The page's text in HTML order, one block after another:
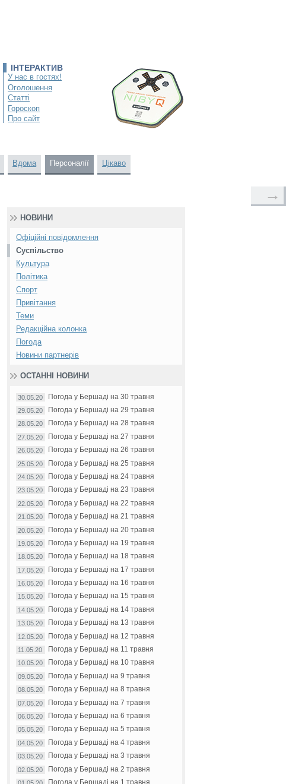
ІНТЕРАКТИВ
У нас в гостях!
Оголошення
Статті
Гороскоп
Про сайт
Вдома Персоналії Цікаво
→
НОВИНИ
Офіційні повідомлення
Суспільство
Культура
Політика
Спорт
Привітання
Теми
Редакційна колонка
Погода
Новини партнерів
ОСТАННІ НОВИНИ
30.05.20 Погода у Бершаді на 30 травня
29.05.20 Погода у Бершаді на 29 травня
28.05.20 Погода у Бершаді на 28 травня
27.05.20 Погода у Бершаді на 27 травня
26.05.20 Погода у Бершаді на 26 травня
25.05.20 Погода у Бершаді на 25 травня
24.05.20 Погода у Бершаді на 24 травня
23.05.20 Погода у Бершаді на 23 травня
22.05.20 Погода у Бершаді на 22 травня
21.05.20 Погода у Бершаді на 21 травня
20.05.20 Погода у Бершаді на 20 травня
19.05.20 Погода у Бершаді на 19 травня
18.05.20 Погода у Бершаді на 18 травня
17.05.20 Погода у Бершаді на 17 травня
16.05.20 Погода у Бершаді на 16 травня
15.05.20 Погода у Бершаді на 15 травня
14.05.20 Погода у Бершаді на 14 травня
13.05.20 Погода у Бершаді на 13 травня
12.05.20 Погода у Бершаді на 12 травня
11.05.20 Погода у Бершаді на 11 травня
10.05.20 Погода у Бершаді на 10 травня
09.05.20 Погода у Бершаді на 9 травня
08.05.20 Погода у Бершаді на 8 травня
07.05.20 Погода у Бершаді на 7 травня
06.05.20 Погода у Бершаді на 6 травня
05.05.20 Погода у Бершаді на 5 травня
04.05.20 Погода у Бершаді на 4 травня
03.05.20 Погода у Бершаді на 3 травня
02.05.20 Погода у Бершаді на 2 травня
Погода у Бершаді на 1 травня